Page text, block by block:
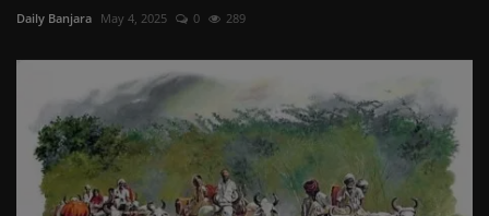
Daily Banjara May 4, 2025 0 289